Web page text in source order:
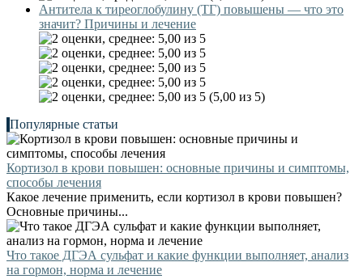
Антитела к тиреоглобулину (ТГ) повышены — что это
значит? Причины и лечение
(5,00 из 5)
Популярные статьи
Кортизол в крови повышен: основные причины и симптомы,
способы лечения
Какое лечение применить, если кортизол в крови повышен?
Основные причины...
Что такое ДГЭА сульфат и какие функции выполняет, анализ
на гормон, норма и лечение